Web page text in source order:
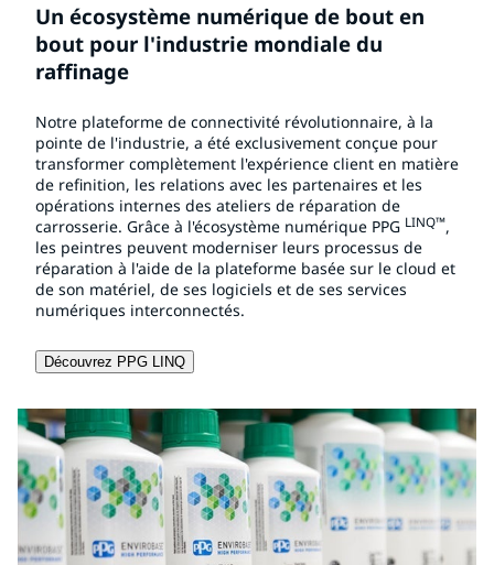
Un écosystème numérique de bout en
bout pour l'industrie mondiale du
raffinage
Notre plateforme de connectivité révolutionnaire, à la
pointe de l'industrie, a été exclusivement conçue pour
transformer complètement l'expérience client en matière
de refinition, les relations avec les partenaires et les
opérations internes des ateliers de réparation de
carrosserie. Grâce à l'écosystème numérique PPG LINQ™,
les peintres peuvent moderniser leurs processus de
réparation à l'aide de la plateforme basée sur le cloud et
de son matériel, de ses logiciels et de ses services
numériques interconnectés.
Découvrez PPG LINQ